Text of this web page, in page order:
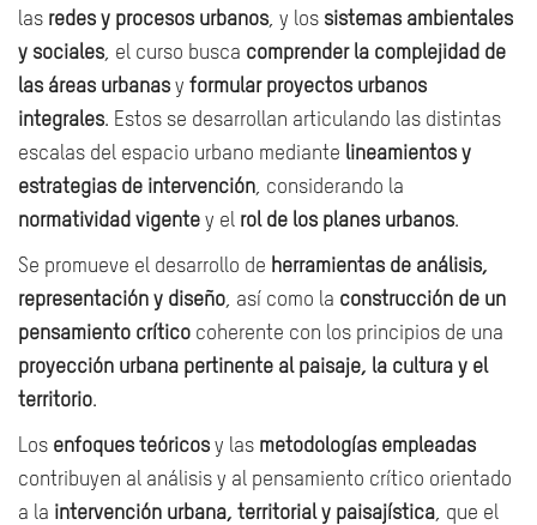
las redes y procesos urbanos, y los sistemas ambientales
y sociales, el curso busca comprender la complejidad de
las áreas urbanas y formular proyectos urbanos
integrales. Estos se desarrollan articulando las distintas
escalas del espacio urbano mediante lineamientos y
estrategias de intervención, considerando la
normatividad vigente y el rol de los planes urbanos.
Se promueve el desarrollo de herramientas de análisis,
representación y diseño, así como la construcción de un
pensamiento crítico coherente con los principios de una
proyección urbana pertinente al paisaje, la cultura y el
territorio.
Los enfoques teóricos y las metodologías empleadas
contribuyen al análisis y al pensamiento crítico orientado
a la intervención urbana, territorial y paisajística, que el